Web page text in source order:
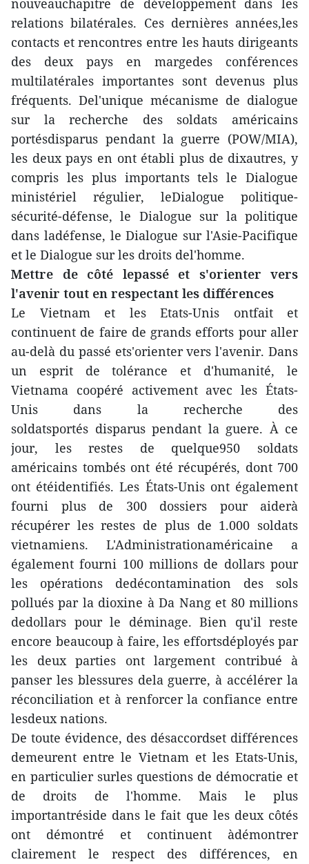
nouveauchapitre de développement dans les
relations bilatérales. Ces dernières années,les
contacts et rencontres entre les hauts dirigeants
des deux pays en margedes conférences
multilatérales importantes sont devenus plus
fréquents. Del'unique mécanisme de dialogue
sur la recherche des soldats américains
portésdisparus pendant la guerre (POW/MIA),
les deux pays en ont établi plus de dixautres, y
compris les plus importants tels le Dialogue
ministériel régulier, leDialogue politique-
sécurité-défense, le Dialogue sur la politique
dans ladéfense, le Dialogue sur l'Asie-Pacifique
et le Dialogue sur les droits del'homme.
Mettre de côté lepassé et s'orienter vers
l'avenir tout en respectant les différences
Le Vietnam et les Etats-Unis ontfait et
continuent de faire de grands efforts pour aller
au-delà du passé ets'orienter vers l'avenir. Dans
un esprit de tolérance et d'humanité, le
Vietnama coopéré activement avec les États-
Unis dans la recherche des
soldatsportés disparus pendant la guere. À ce
jour, les restes de quelque950 soldats
américains tombés ont été récupérés, dont 700
ont étéidentifiés. Les États-Unis ont également
fourni plus de 300 dossiers pour aiderà
récupérer les restes de plus de 1.000 soldats
vietnamiens. L'Administrationaméricaine a
également fourni 100 millions de dollars pour
les opérations dedécontamination des sols
pollués par la dioxine à Da Nang et 80 millions
dedollars pour le déminage. Bien qu'il reste
encore beaucoup à faire, les effortsdéployés par
les deux parties ont largement contribué à
panser les blessures dela guerre, à accélérer la
réconciliation et à renforcer la confiance entre
lesdeux nations.
De toute évidence, des désaccordset différences
demeurent entre le Vietnam et les Etats-Unis,
en particulier surles questions de démocratie et
de droits de l'homme. Mais le plus
importantréside dans le fait que les deux côtés
ont démontré et continuent àdémontrer
clairement le respect des différences, en